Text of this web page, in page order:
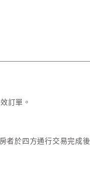
訂單。
者於四方通行交易完成